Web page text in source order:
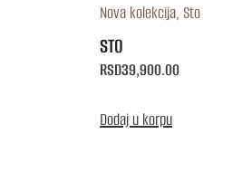
Nova kolekcija, Sto
STO
RSD39,900.00
Dodaj u korpu